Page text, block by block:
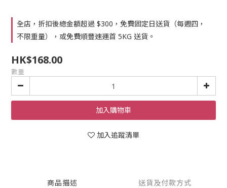
全店，折扣後總金額超過 $300，免費固定日送貨（每週四，
不限重量），或免費順豐速運首 5KG 送貨。
HK$168.00
數量
加入購物車
加入追蹤清單
商品描述 送貨及付款方式